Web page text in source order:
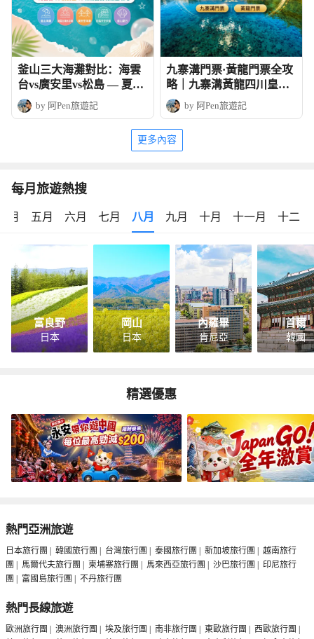
釜山三大海灘對比：海雲
台vs廣安里vs松島 — 夏日
玩法全攻略
by 阿Pen旅遊記
九寨溝門票·黃龍門票全攻
略｜九寨溝黃龍四川皇牌
深度6天團
by 阿Pen旅遊記
更多內容
每月旅遊熱搜
月 五月 六月 七月 八月 九月 十月 十一月 十二月
富良野
日本
岡山
日本
內羅畢
肯尼亞
首爾
韓國
精選優惠
熱門亞洲旅遊
日本旅行團 | 韓國旅行團 | 台灣旅行團 | 泰國旅行團 | 新加坡旅行團 | 越南旅行
團 | 馬爾代夫旅行團 | 柬埔寨旅行團 | 馬來西亞旅行團 | 沙巴旅行團 | 印尼旅行
團 | 富國島旅行團 | 不丹旅行團
熱門長線旅遊
歐洲旅行團 | 澳洲旅行團 | 埃及旅行團 | 南非旅行團 | 東歐旅行團 | 西歐旅行團 |